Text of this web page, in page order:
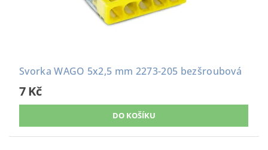
Svorka WAGO 5x2,5 mm 2273-205 bezšroubová
7 Kč